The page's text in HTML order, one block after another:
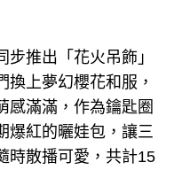
推出「花火吊飾」
上夢幻櫻花和服，
感滿滿，作為鑰匙圈
爆紅的曬娃包，讓三
時散播可愛，共計15